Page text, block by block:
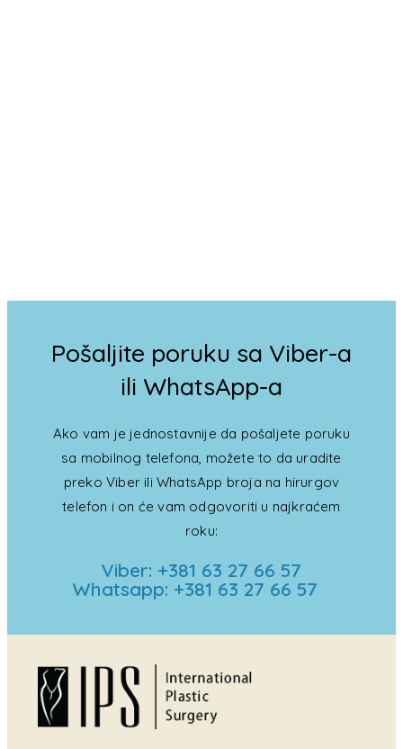
Pošaljite poruku sa Viber-a
ili WhatsApp-a
Ako vam je jednostavnije da pošaljete poruku
sa mobilnog telefona, možete to da uradite
preko Viber ili WhatsApp broja na hirurgov
telefon i on će vam odgovoriti u najkraćem
roku:
Viber: +381 63 27 66 57
Whatsapp: +381 63 27 66 57